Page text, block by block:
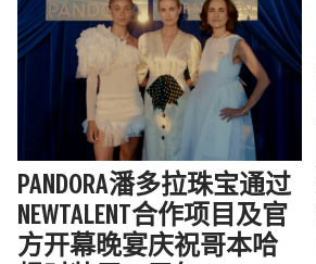
PANDORA潘多拉珠宝通过
NEWTALENT合作项目及官
方开幕晚宴庆祝哥本哈